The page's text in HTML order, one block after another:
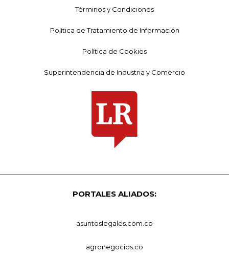
Términos y Condiciones
Política de Tratamiento de Información
Política de Cookies
Superintendencia de Industria y Comercio
PORTALES ALIADOS:
asuntoslegales.com.co
agronegocios.co